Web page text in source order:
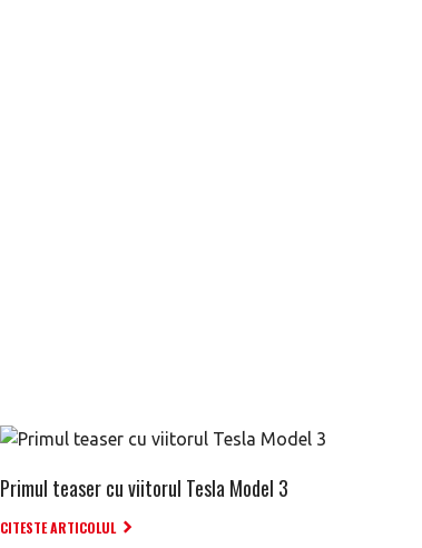
Primul teaser cu viitorul Tesla Model 3
CITESTE ARTICOLUL